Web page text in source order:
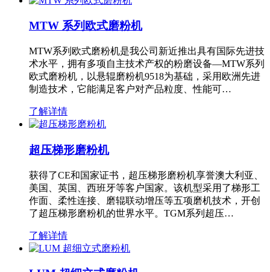
MTW 系列欧式磨粉机
MTW系列欧式磨粉机是我公司新近推出具有国际先进技
术水平，拥有多项自主技术产权的粉磨设备—MTW系列
欧式磨粉机，以悬辊磨粉机9518为基础，采用欧洲先进
制造技术，它能满足客户对产品粒度、性能可…
了解详情
超压梯形磨粉机
获得了CE和国家证书，超压梯形磨粉机享誉澳大利亚、
美国、英国、西班牙等客户国家。该机型采用了梯形工
作面、柔性连接、磨辊联动增压等五项磨机技术，开创
了超压梯形磨粉机的世界水平。TGM系列超压…
了解详情